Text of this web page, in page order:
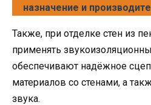
назначение и
Также, при отделке стен из
применять
обеспечивают надёжное
материалов со стенами, а
звука.